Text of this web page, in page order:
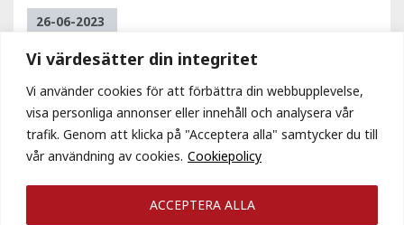
Vi värdesätter din integritet
Vi använder cookies för att förbättra din webbupplevelse,
visa personliga annonser eller innehåll och analysera vår
trafik. Genom att klicka på "Acceptera alla" samtycker du till
vår användning av cookies. Cookiepolicy
ACCEPTERA ALLA
26-06-2023
Kilenkrysset Sweden köper fastigheten
Nord Logistikområde, Sigtuna kommun